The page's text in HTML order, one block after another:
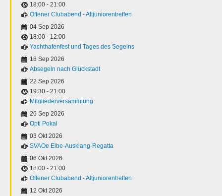
18:00 - 21:00
Offener Clubabend - Altjuniorentreffen
04 Sep 2026
18:00 - 12:00
Yachthafenfest und Tages des Segelns
18 Sep 2026
Absegeln nach Glückstadt
22 Sep 2026
19:30 - 21:00
Mitgliederversammlung
26 Sep 2026
Opti Pokal
03 Okt 2026
SVAOe Elbe-Ausklang-Regatta
06 Okt 2026
18:00 - 21:00
Offener Clubabend - Altjuniorentreffen
12 Okt 2026